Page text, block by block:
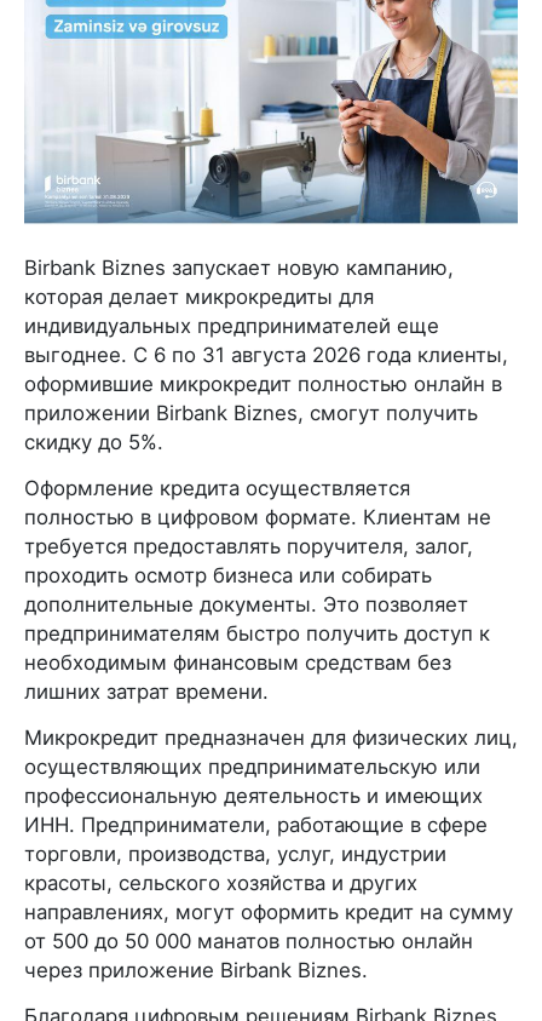
Birbank Biznes запускает новую кампанию,
которая делает микрокредиты для
индивидуальных предпринимателей еще
выгоднее. С 6 по 31 августа 2026 года клиенты,
оформившие микрокредит полностью онлайн в
приложении Birbank Biznes, смогут получить
скидку до 5%.
Оформление кредита осуществляется
полностью в цифровом формате. Клиентам не
требуется предоставлять поручителя, залог,
проходить осмотр бизнеса или собирать
дополнительные документы. Это позволяет
предпринимателям быстро получить доступ к
необходимым финансовым средствам без
лишних затрат времени.
Микрокредит предназначен для физических лиц,
осуществляющих предпринимательскую или
профессиональную деятельность и имеющих
ИНН. Предприниматели, работающие в сфере
торговли, производства, услуг, индустрии
красоты, сельского хозяйства и других
направлениях, могут оформить кредит на сумму
от 500 до 50 000 манатов полностью онлайн
через приложение Birbank Biznes.
Благодаря цифровым решениям Birbank Biznes